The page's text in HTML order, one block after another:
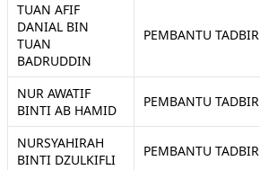
TUAN AFIF
DANIAL BIN
TUAN
BADRUDDIN
PEMBANTU TADBIR
NUR AWATIF
BINTI AB HAMID
PEMBANTU TADBIR
NURSYAHIRAH
BINTI DZULKIFLI
PEMBANTU TADBIR